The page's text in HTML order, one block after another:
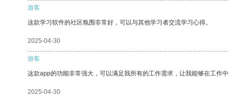
游客
这款学习软件的社区氛围非常好，可以与其他学习者交流学习心得。
2025-04-30
游客
这款app的功能非常强大，可以满足我所有的工作需求，让我能够在工作
2025-04-30